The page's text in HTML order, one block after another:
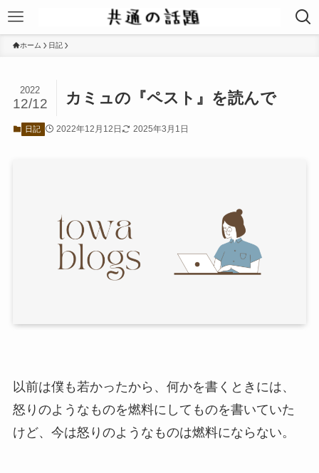
ホーム 日記
カミュの『ペスト』を読んで
2022
12/12
日記 2022年12月12日 2025年3月1日
以前は僕も若かったから、何かを書くときには、
怒りのようなものを燃料にしてものを書いていた
けど、今は怒りのようなものは燃料にならない。